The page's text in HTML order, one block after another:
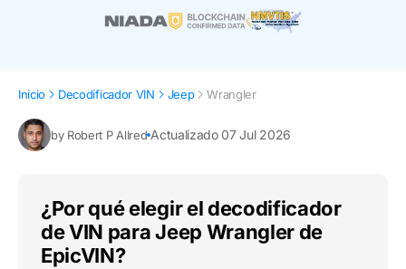
Inicio Decodificador VIN Jeep Wrangler
by Robert P Allred Actualizado 07 Jul 2026
¿Por qué elegir el decodificador
de VIN para Jeep Wrangler de
EpicVIN?